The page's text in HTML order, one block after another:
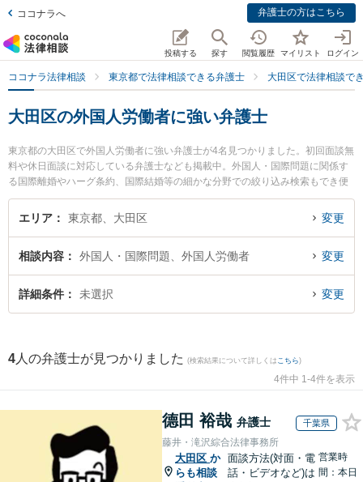
ココナラへ 弁護士の方はこちら
投稿する 探す 閲覧履歴 マイリスト ログイン
ココナラ法律相談 東京都で法律相談できる弁護士 大田区で法律相談で
大田区の外国人労働者に強い弁護士
東京都の大田区で外国人労働者に強い弁護士が4名見つかりました。初回面談無
料や休日面談に対応している弁護士なども掲載中。外国人・国際問題に関係す
る国際離婚やハーグ条約、国際結婚等の細かな分野での絞り込み検索もでき便
利です。特に法律事務所アヴァンティの平井 雄三弁護士や大田総合法律事務所
の首藤 哲伺弁護士、すみれ法律事務所の大串 亮平弁護士のプロフィール情報や
ラブル解決の実績豊富な近くの弁護士を検索したい』『初回相談無料で外国人
労働者を法律相談できる大田区内の弁護士に相談予約したい』などでお困りの
相談者さんにおすすめです。
エリア 東京都、大田区 変更
相談内容 外国人・国際問題、外国人労働者 変更
詳細条件 未選択 変更
4 人の弁護士が見つかりました (検索結果について詳しくは こちら)
4件中 1-4件を表示
德田 裕哉 弁護士 千葉県
藤井・滝沢綜合法律事務所
大田区 か
らも相談
面談方法(対面・電
話・ビデオなど)は
営業時
間：本日